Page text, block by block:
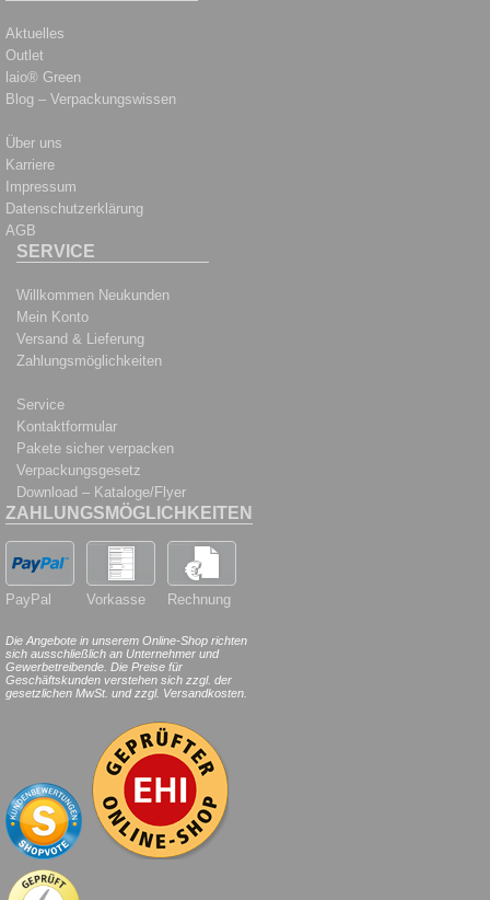
Aktuelles
Outlet
laio® Green
Blog – Verpackungswissen
Über uns
Karriere
Impressum
Datenschutzerklärung
AGB
SERVICE
Willkommen Neukunden
Mein Konto
Versand & Lieferung
Zahlungsmöglichkeiten
Service
Kontaktformular
Pakete sicher verpacken
Verpackungsgesetz
Download – Kataloge/Flyer
ZAHLUNGSMÖGLICHKEITEN
PayPal Vorkasse Rechnung
Die Angebote in unserem Online-Shop richten
sich ausschließlich an Unternehmer und
Gewerbetreibende. Die Preise für
Geschäftskunden verstehen sich zzgl. der
gesetzlichen MwSt. und zzgl. Versandkosten.